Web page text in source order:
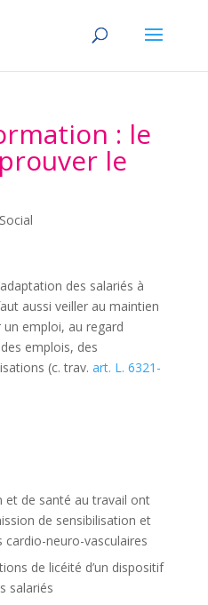
: le
le
Social
des salariés à
aussi veiller au maintien
emploi, au regard
emplois, des
(c. trav. art. L. 6321-
et de santé au travail ont
de sensibilisation et
cardio-neuro-vasculaires
de licéité d’un dispositif
salariés